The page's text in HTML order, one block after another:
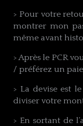
> Pour votre
montrer mon
même avant
> Après le PCR
/ préférez un
> La devise est le
diviser votre
> En sortant de